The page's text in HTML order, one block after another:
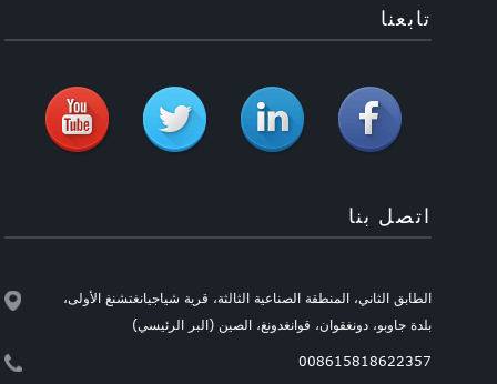
تابعنا
اتصل بنا
الطابق الثاني، المنطقة الصناعية الثالثة، قرية شياجيانغتشنغ الأولى،
بلدة جاوبو، دونغقوان، قوانغدونغ، الصين (البر الرئيسي)
008615818622357